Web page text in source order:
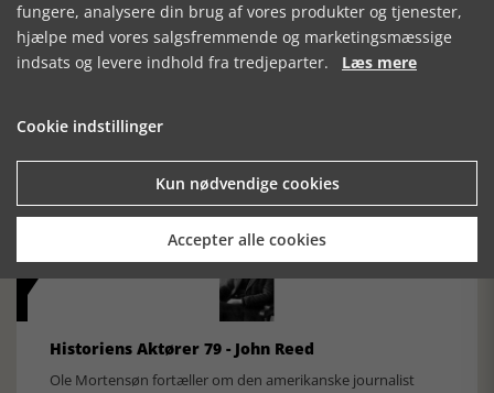
Historisk festival i Faaborg
FOBURGH Faaborg Internationale Historie Festival 2026 30.
oktober - 1. november 2026
Historiens Aktører 79 - John Reed
Ole Mortensøn fortæller om den amerikanske journalist
fungere, analysere din brug af vores produkter og tjenester,
hjælpe med vores salgsfremmende og marketingsmæssige
indsats og levere indhold fra tredjeparter. Læs mere
Cookie indstillinger
Kun nødvendige cookies
Accepter alle cookies